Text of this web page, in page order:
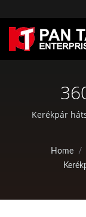
Kerékpár
Taiwan
kerékpár- és
Home /